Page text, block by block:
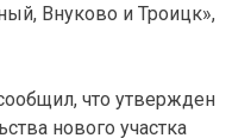
Внуково и Троицк»,
что утвержден
нового участка